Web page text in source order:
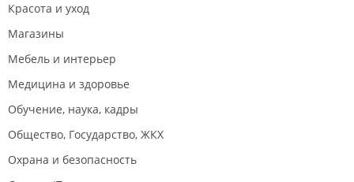
Красота и уход
Магазины
Мебель и интерьер
Медицина и здоровье
Обучение, наука, кадры
Общество, Государство, ЖКХ
Охрана и безопасность